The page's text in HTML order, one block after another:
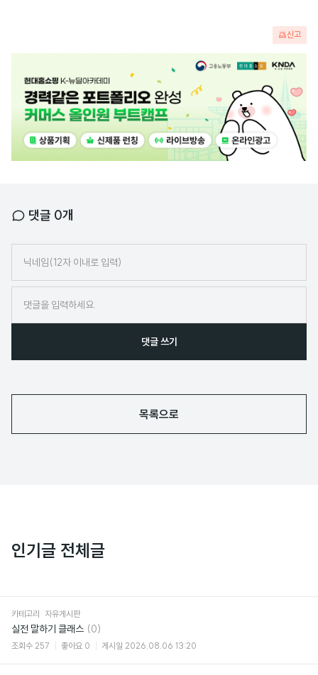
신고
댓글 0개
임
댓글 쓰기
목록으로
인기글 전체글
카테고리 자유게시판
실전 말하기 클래스 댓
글
(0)
조회수 257 좋아요 0 게시일 2026.08.06 13:20